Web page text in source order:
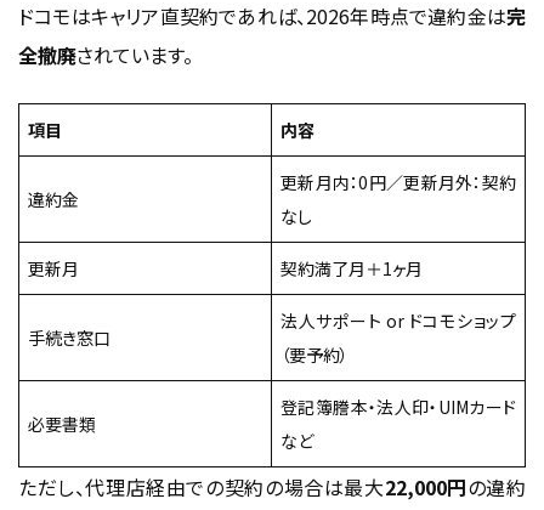
ドコモはキャリア直契約であれば、2026年時点で違約金は完
全撤廃されています。
項目 内容
違約金
更新月内：0円／更新月外：契約
なし
更新月 契約満了月＋1ヶ月
手続き窓口
法人サポート or ドコモショップ
（要予約）
必要書類
登記簿謄本・法人印・UIMカード
など
ただし、代理店経由での契約の場合は最大22,000円の違約